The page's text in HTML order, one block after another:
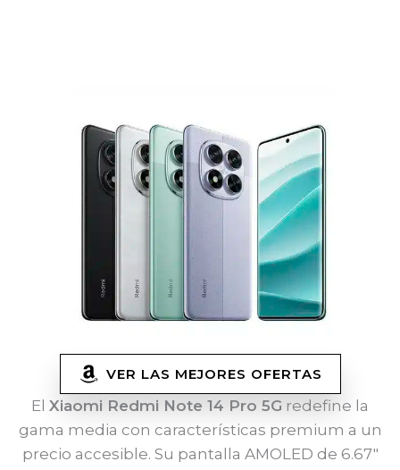
VER LAS MEJORES OFERTAS
El Xiaomi Redmi Note 14 Pro 5G redefine la
gama media con características premium a un
precio accesible. Su pantalla AMOLED de 6.67″